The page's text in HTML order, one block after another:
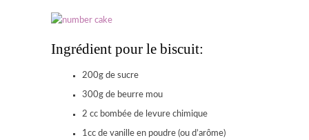
Ingrédient pour le biscuit:
200g de sucre
300g de beurre mou
2 cc bombée de levure chimique
1cc de vanille en poudre (ou d’arôme)